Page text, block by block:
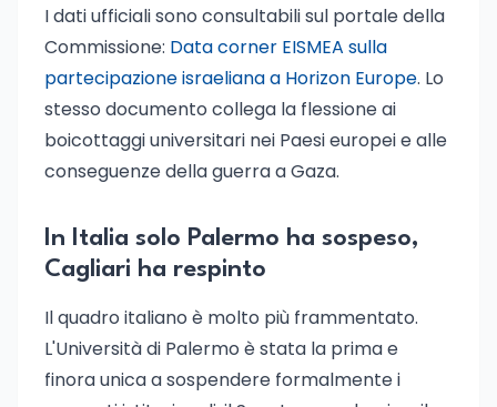
I dati ufficiali sono consultabili sul portale della
Commissione: Data corner EISMEA sulla
partecipazione israeliana a Horizon Europe. Lo
stesso documento collega la flessione ai
boicottaggi universitari nei Paesi europei e alle
conseguenze della guerra a Gaza.
In Italia solo Palermo ha sospeso,
Cagliari ha respinto
Il quadro italiano è molto più frammentato.
L'Università di Palermo è stata la prima e
finora unica a sospendere formalmente i